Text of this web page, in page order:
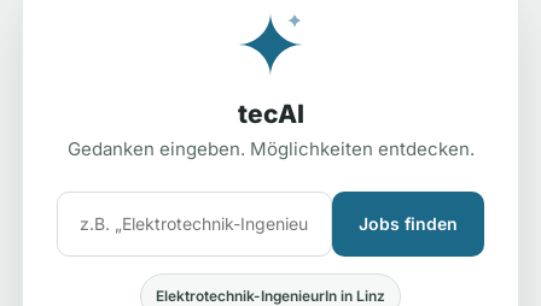
tecAI
Gedanken eingeben. Möglichkeiten entdecken.
Jobs finden
Elektrotechnik-IngenieurIn in Linz